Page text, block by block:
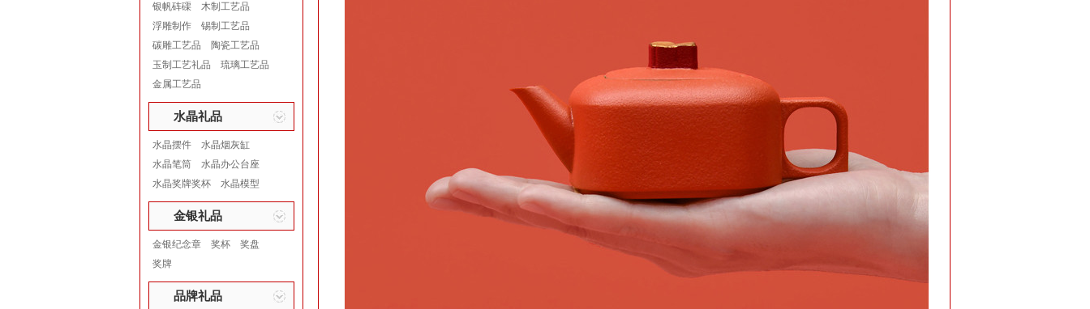
银帆砗磲
木制工艺品
浮雕制作
锡制工艺品
碳雕工艺品
陶瓷工艺品
玉制工艺礼品
琉璃工艺品
金属工艺品
水晶礼品
水晶摆件
水晶烟灰缸
水晶笔筒
水晶办公台座
水晶奖牌奖杯
水晶模型
金银礼品
金银纪念章 奖杯
奖盘
奖牌
品牌礼品